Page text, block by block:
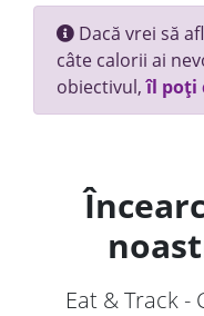
Dacă vrei să
câte calorii ai
obiectivul,îl poți
Eat & Track -